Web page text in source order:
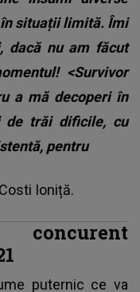
situații limită. Îmi
dacă nu am făcut
<Survivor
a mă decoperi în
de trăi dificile, cu
pentru
Ioniță.
concurent
puternic ce va